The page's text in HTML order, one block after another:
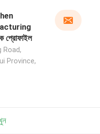
প্রোফাইল
Road,
Province,